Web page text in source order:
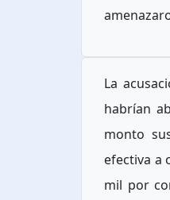
La
habrían
monto
efectiva a
mil por